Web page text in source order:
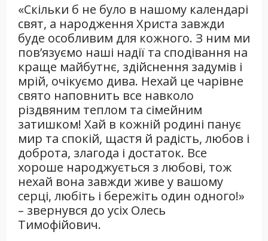
«Скільки б не було в нашому календарі
свят, а народження Христа завжди
буде особливим для кожного. З ним ми
пов’язуємо наші надії та сподівання на
краще майбутнє, здійснення задумів і
мрій, очікуємо дива. Нехай це чарівне
свято наповнить все навколо
різдвяним теплом та сімейним
затишком! Хай в кожній родині панує
мир та спокій, щастя й радість, любов і
доброта, злагода і достаток. Все
хороше народжується з любові, тож
нехай вона завжди живе у вашому
серці, любіть і бережіть один одного!»
– звернувся до усіх Олесь
Тимофійович.